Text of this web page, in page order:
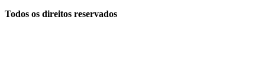
Todos os direitos reservados